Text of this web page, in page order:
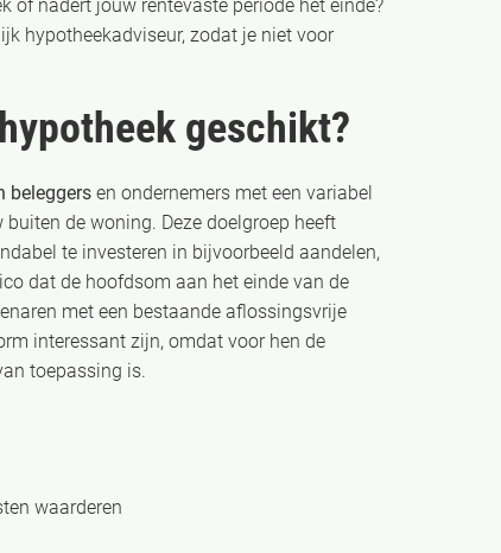
of nadert jouw rentevaste periode het einde?
hypotheekadviseur, zodat je niet voor
geschikt?
beleggers en ondernemers met een variabel
de woning. Deze doelgroep heeft
te investeren in bijvoorbeeld aandelen,
dat de hoofdsom aan het einde van de
met een bestaande aflossingsvrije
interessant zijn, omdat voor hen de
toepassing is.
waarderen